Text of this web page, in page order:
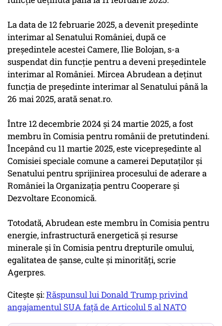
La data de 12 februarie 2025, a devenit președinte
interimar al Senatului României, după ce
președintele acestei Camere, Ilie Bolojan, s-a
suspendat din funcție pentru a deveni președintele
interimar al României. Mircea Abrudean a deținut
funcția de președinte interimar al Senatului până la
26 mai 2025, arată senat.ro.
Între 12 decembrie 2024 și 24 martie 2025, a fost
membru în Comisia pentru românii de pretutindeni.
Începând cu 11 martie 2025, este vicepreședinte al
Comisiei speciale comune a camerei Deputaților și
Senatului pentru sprijinirea procesului de aderare a
României la Organizația pentru Cooperare și
Dezvoltare Economică.
Totodată, Abrudean este membru în Comisia pentru
energie, infrastructură energetică și resurse
minerale și în Comisia pentru drepturile omului,
egalitatea de șanse, culte și minorități, scrie
Agerpres.
Citește și:Răspunsul lui Donald Trump privind
angajamentul SUA față de Articolul 5 al NATO